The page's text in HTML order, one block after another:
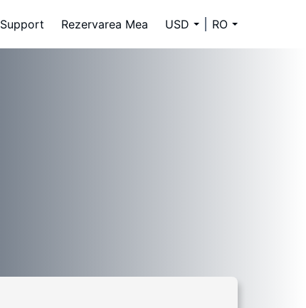
Support Rezervarea Mea USD RO